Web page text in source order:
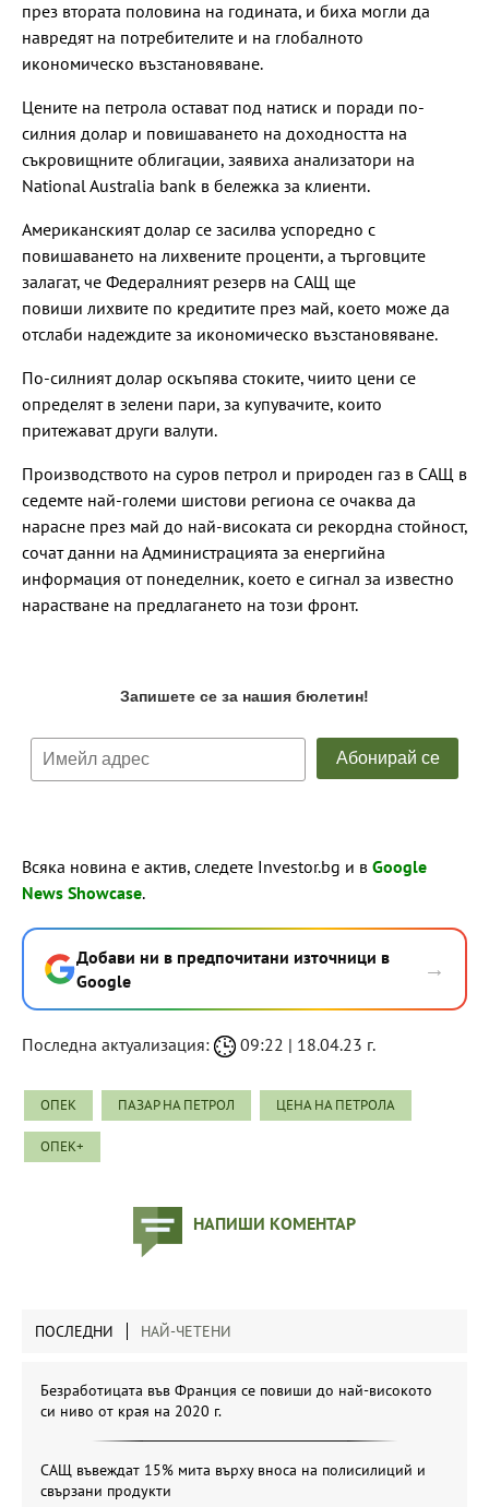
през втората половина на годината, и биха могли да
навредят на потребителите и на глобалното
икономическо възстановяване.
Цените на петрола остават под натиск и поради по-
силния долар и повишаването на доходността на
съкровищните облигации, заявиха анализатори на
National Australia bank в бележка за клиенти.
Американският долар се засилва успоредно с
повишаването на лихвените проценти, а търговците
залагат, че Федералният резерв на САЩ ще
повиши лихвите по кредитите през май, което може да
отслаби надеждите за икономическо възстановяване.
По-силният долар оскъпява стоките, чиито цени се
определят в зелени пари, за купувачите, които
притежават други валути.
Производството на суров петрол и природен газ в САЩ в
седемте най-големи шистови региона се очаква да
нарасне през май до най-високата си рекордна стойност,
сочат данни на Администрацията за енергийна
информация от понеделник, което е сигнал за известно
нарастване на предлагането на този фронт.
Всяка новина е актив, следете Investor.bg и в Google
News Showcase.
Добави ни в предпочитани източници в
Google
→
Последна актуализация: 09:22 | 18.04.23 г.
ОПЕК ПАЗАР НА ПЕТРОЛ ЦЕНА НА ПЕТРОЛА
ОПЕК+
НАПИШИ КОМЕНТАР
ПОСЛЕДНИ НАЙ-ЧЕТЕНИ
Безработицата във Франция се повиши до най-високото
си ниво от края на 2020 г.
САЩ въвеждат 15% мита върху вноса на полисилиций и
свързани продукти